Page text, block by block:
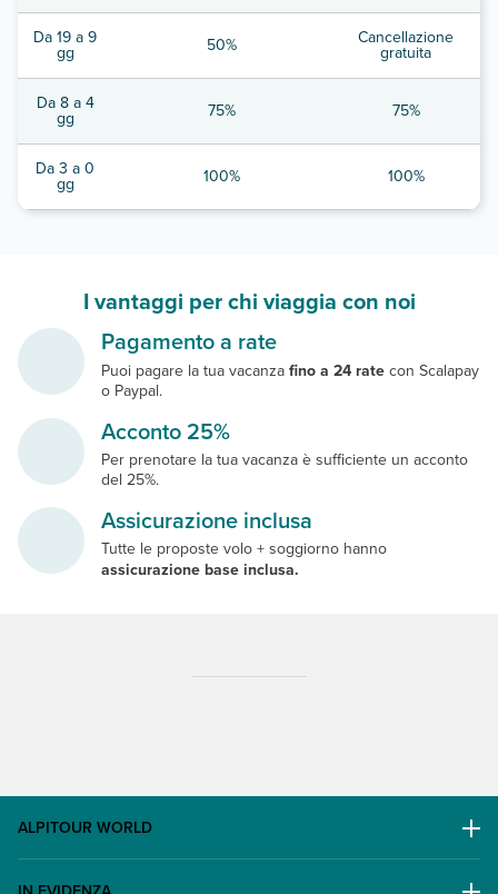
Da 19 a 9
gg 50% Cancellazione
gratuita
Da 8 a 4
gg 75% 75%
Da 3 a 0
gg 100% 100%
I vantaggi per chi viaggia con noi
Pagamento a rate
Puoi pagare la tua vacanza fino a 24 rate con Scalapay
o Paypal.
Acconto 25%
Per prenotare la tua vacanza è sufficiente un acconto
del 25%.
Assicurazione inclusa
Tutte le proposte volo + soggiorno hanno
assicurazione base inclusa.
ALPITOUR WORLD
AWARD